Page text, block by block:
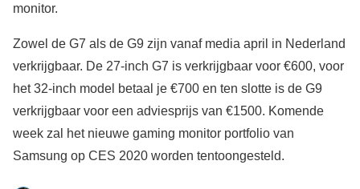
monitor.
Zowel de G7 als de G9 zijn vanaf media april in Nederland
verkrijgbaar. De 27-inch G7 is verkrijgbaar voor €600, voor
het 32-inch model betaal je €700 en ten slotte is de G9
verkrijgbaar voor een adviesprijs van €1500. Komende
week zal het nieuwe gaming monitor portfolio van
Samsung op CES 2020 worden tentoongesteld.